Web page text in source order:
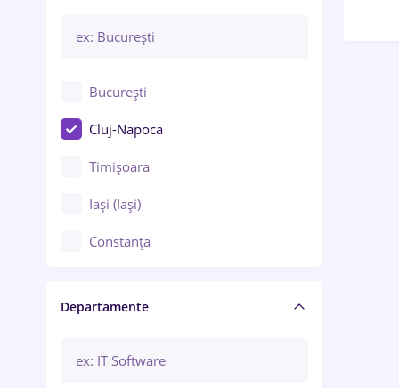
București
Cluj-Napoca
Timișoara
Iași (Iași)
Constanța
Brașov
Bacău
Departamente